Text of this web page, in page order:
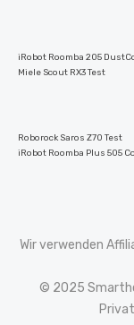
iRobot Roomba 205
Miele Scout RX3 Test
Roborock Saros Z70 Test
iRobot Roomba Plus 505
Wir verwenden
© 2025